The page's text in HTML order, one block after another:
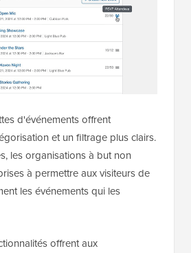
d'événements offrent
et un filtrage plus clairs.
les organisations à but non
à permettre aux visiteurs de
les événements qui les
offrent aux